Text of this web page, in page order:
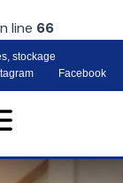
line 66
stockage
Facebook